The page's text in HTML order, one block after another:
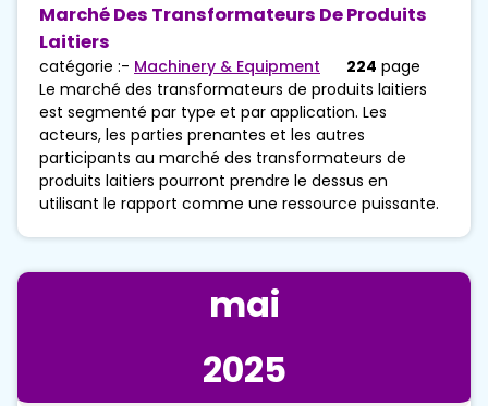
Marché Des Transformateurs De Produits
Laitiers
catégorie :- Machinery & Equipment 224 page
Le marché des transformateurs de produits laitiers
est segmenté par type et par application. Les
acteurs, les parties prenantes et les autres
participants au marché des transformateurs de
produits laitiers pourront prendre le dessus en
utilisant le rapport comme une ressource puissante.
mai
2025